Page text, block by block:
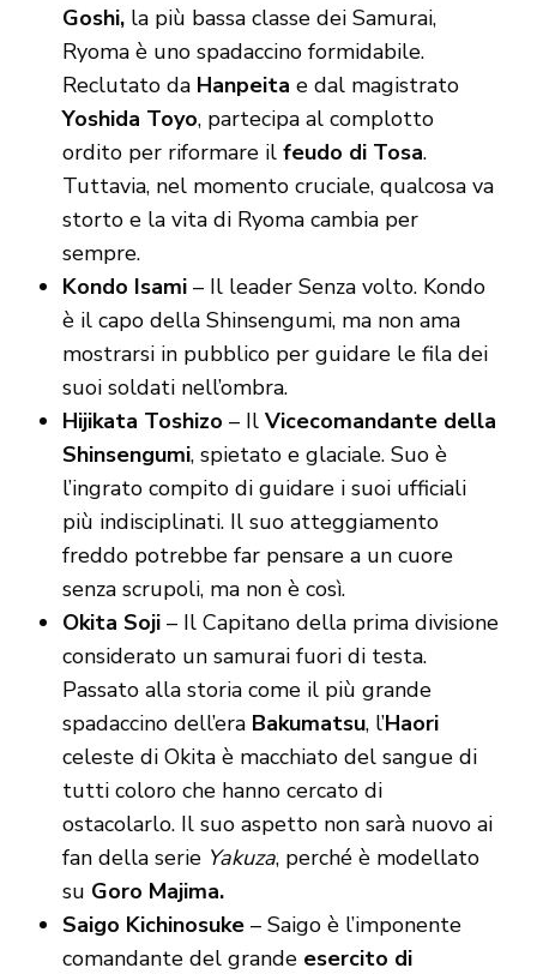
Goshi,la più bassa classe dei Samurai,
Ryoma è uno spadaccino formidabile.
Reclutato da Hanpeita e dal magistrato
Yoshida Toyo, partecipa al complotto
ordito per riformare il feudo di Tosa.
Tuttavia, nel momento cruciale, qualcosa va
storto e la vita di Ryoma cambia per
sempre.
Kondo Isami– Il leader Senza volto. Kondo
è il capo della Shinsengumi, ma non ama
mostrarsi in pubblico per guidare le fila dei
suoi soldati nell’ombra.
Hijikata Toshizo – IlVicecomandante della
Shinsengumi, spietato e glaciale. Suo è
l’ingrato compito di guidare i suoi ufficiali
più indisciplinati. Il suo atteggiamento
freddo potrebbe far pensare a un cuore
senza scrupoli, ma non è così.
Okita Soji– Il Capitano della prima divisione
considerato un samurai fuori di testa.
Passato alla storia come il più grande
spadaccino dell’era Bakumatsu, l’Haori
celeste di Okita è macchiato del sangue di
tutti coloro che hanno cercato di
ostacolarlo. Il suo aspetto non sarà nuovo ai
fan della serie Yakuza, perché è modellato
su Goro Majima.
Saigo Kichinosuke– Saigo è l’imponente
comandante del grandeesercito di